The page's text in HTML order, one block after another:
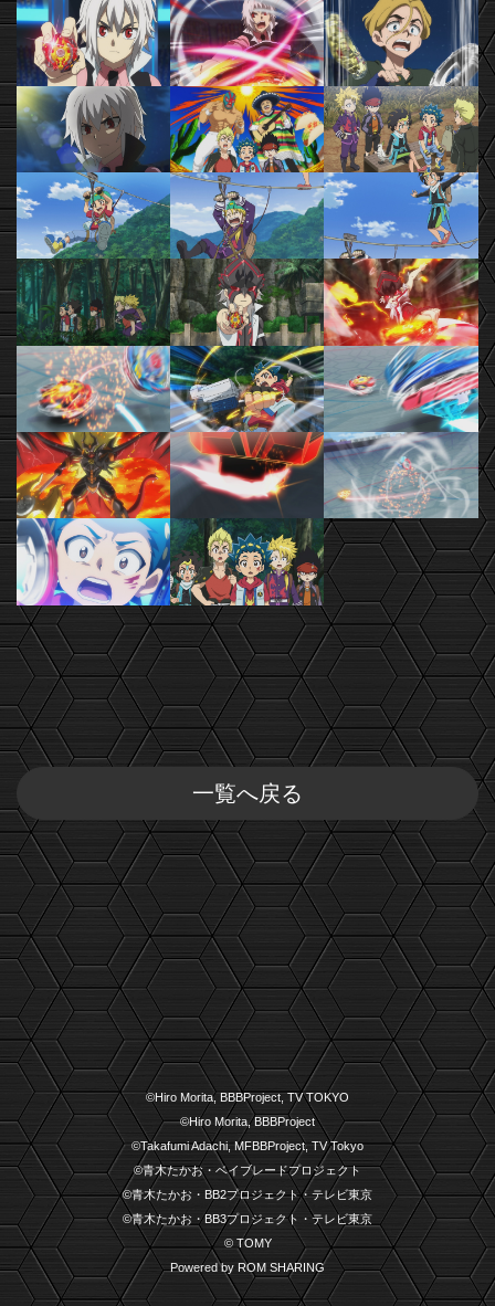
一覧へ戻る
©Hiro Morita, BBBProject, TV TOKYO
©Hiro Morita, BBBProject
©Takafumi Adachi, MFBBProject, TV Tokyo
©青木たかお・ベイブレードプロジェクト
©青木たかお・BB2プロジェクト・テレビ東京
©青木たかお・BB3プロジェクト・テレビ東京
© TOMY
Powered by ROM SHARING